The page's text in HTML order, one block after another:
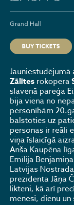
Grand Hall
BUY TICKETS
Zālītes rokopera
slavenā pareģa
bija viena no
personībām
balstoties uz
personas ir reāli
viņa īslaicīgā
Anša Kaupēna
Emīlija
Latvijas
prezidenta Jāņa
likteni, kā arī
mēnesi, dienu un